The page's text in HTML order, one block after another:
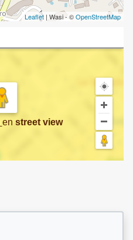
Leaflet | Wasi - ©OpenStreetMap
en street view